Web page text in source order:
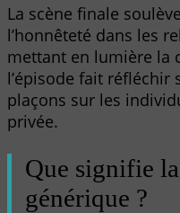
La scène finale
l’honnêteté dans les
mettant en lumière la
l’épisode fait réfléchir
plaçons sur les
privée.
Que signifie
générique ?